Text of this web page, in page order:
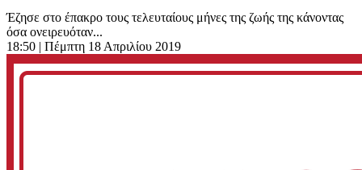
Έζησε στο έπακρο τους τελευταίους μήνες της ζωής της κάνοντας
όσα ονειρευόταν...
18:50 | Πέμπτη 18 Απριλίου 2019